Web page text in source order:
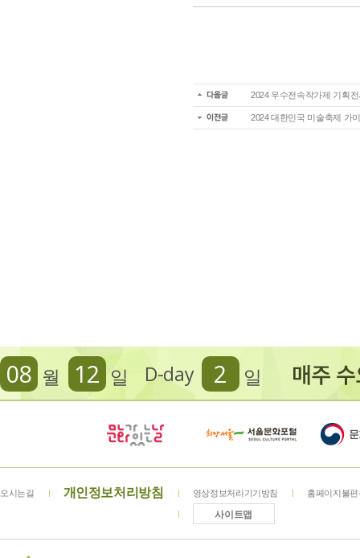
2024 우수전속작가제 기획
2024 대한민국 미술축제 가
D-day 2 일
08 월 12 일
오시는길 개인정보처리방침 영상정보처리기기방침 홈페이지불
사이트맵